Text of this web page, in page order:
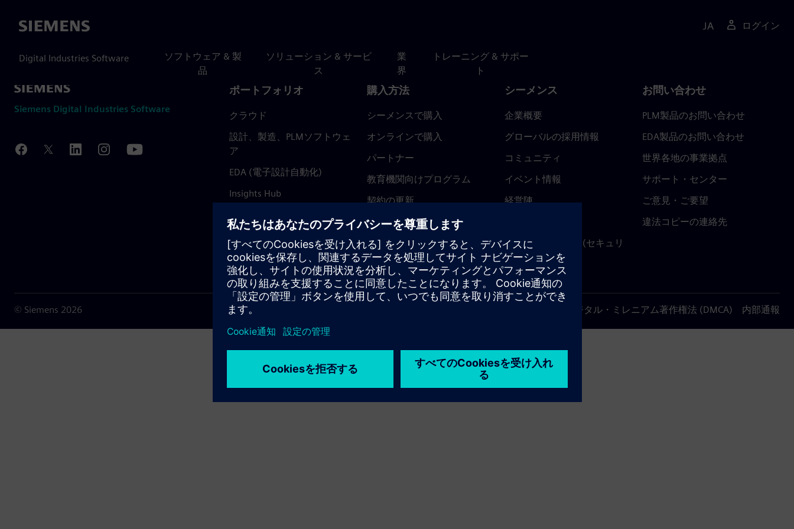
Siemens
Digital Industries Software
ソフトウェア & 製
品
ソリューション & サービ
ス
業
界
トレーニング & サポー
ト
JA ログイン
Siemens Digital Industries Software
ポートフォリオ
クラウド
設計、製造、PLMソフトウェ
ア
EDA (電子設計自動化)
Insights Hub
購入方法
シーメンスで購入
オンラインで購入
パートナー
教育機関向けプログラム
契約の更新
返金ポリシー
シーメンス
企業概要
グローバルの採用情報
コミュニティ
イベント情報
経営陣
トラストセンター (セキュリ
ティ関連情報)
お問い合わせ
PLM製品のお問い合わせ
EDA製品のお問い合わせ
世界各地の事業拠点
サポート・センター
ご意見・ご要望
違法コピーの連絡先
© Siemens 2026 デジタル・ミレニアム著作権法 (DMCA) 内部通報